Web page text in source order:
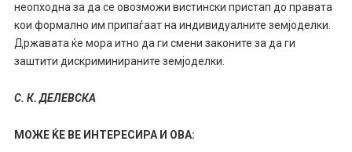
неопходна за да се овозможи вистински пристап до правата
кои формално им припаѓаат на индивидуалните земјоделки.
Државата ќе мора итно да ги смени законите за да ги
заштити дискриминираните земјоделки.
С. К. ДЕЛЕВСКА
МОЖЕ ЌЕ ВЕ ИНТЕРЕСИРА И ОВА: